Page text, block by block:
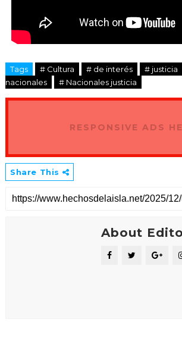
Tags # Cultura # de interés # justicia
nacionales
# Nacionales justicia
RESPONSIVE ADS
Share This
About